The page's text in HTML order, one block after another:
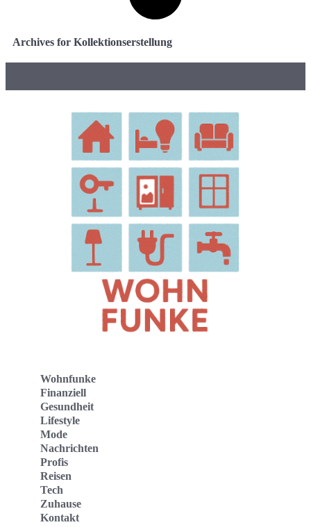
Archives for Kollektionserstellung
Wohnfunke
Finanziell
Gesundheit
Lifestyle
Mode
Nachrichten
Profis
Reisen
Tech
Zuhause
Kontakt